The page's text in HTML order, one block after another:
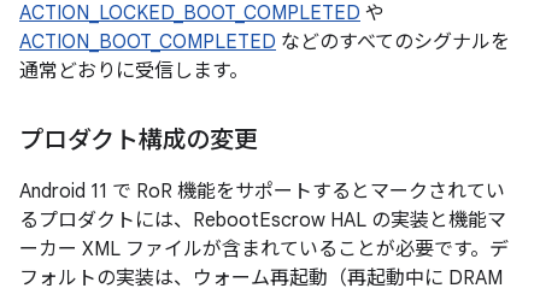
ACTION_LOCKED_BOOT_COMPLETED や
ACTION_BOOT_COMPLETED などのすべてのシグナルを
通常どおりに受信します。
プロダクト構成の変更
Android 11 で RoR 機能をサポートするとマークされてい
るプロダクトには、RebootEscrow HAL の実装と機能マ
ーカー XML ファイルが含まれていることが必要です。デ
フォルトの実装は、ウォーム再起動（再起動中に DRAM